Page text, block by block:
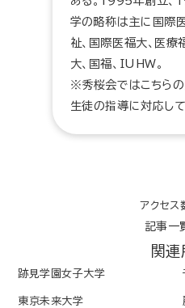
学の略称は主に国際
祉、国際医福大、医療
大、国福、IUHW。
※秀桜会ではこちら
生徒の指導に対応して
アクセ
記事一
関連
跡見学園女子大学
東京未来大学